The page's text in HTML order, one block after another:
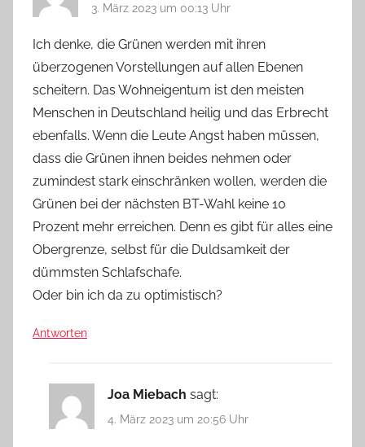
3. März 2023 um 00:13 Uhr
Ich denke, die Grünen werden mit ihren
überzogenen Vorstellungen auf allen Ebenen
scheitern. Das Wohneigentum ist den meisten
Menschen in Deutschland heilig und das Erbrecht
ebenfalls. Wenn die Leute Angst haben müssen,
dass die Grünen ihnen beides nehmen oder
zumindest stark einschränken wollen, werden die
Grünen bei der nächsten BT-Wahl keine 10
Prozent mehr erreichen. Denn es gibt für alles eine
Obergrenze, selbst für die Duldsamkeit der
dümmsten Schlafschafe.
Oder bin ich da zu optimistisch?
Antworten
Joa Miebach sagt:
4. März 2023 um 20:56 Uhr